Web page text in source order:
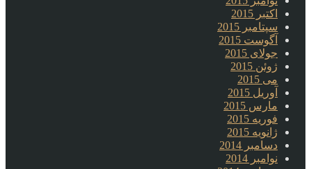
اکتبر 2015
سپتامبر 2015
آگوست 2015
جولای 2015
ژوئن 2015
می 2015
آوریل 2015
مارس 2015
فوریه 2015
ژانویه 2015
دسامبر 2014
نوامبر 2014